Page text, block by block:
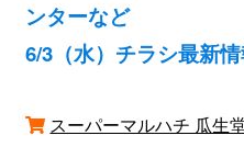
ンターなど
6/3（水）チラシ最新
スーパーマルハチ 瓜生